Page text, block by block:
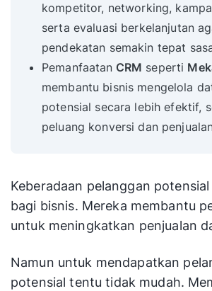
kompetitor, networking,
serta evaluasi berkelanjutan
pendekatan semakin tepat
Pemanfaatan CRM seperti
membantu bisnis mengelola
potensial secara lebih efektif,
peluang konversi dan
Keberadaan pelanggan
bagi bisnis. Mereka membantu
untuk meningkatkan penjualan
Namun untuk mendapatkan
potensial tentu tidak mudah.